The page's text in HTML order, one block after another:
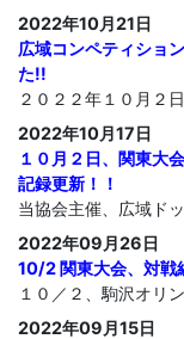
2022年10月21日
広域コンペティショ
た!!
２０２２年１０月２
2022年10月17日
１０月２日、関東大
記録更新！！
当協会主催、広域ド
2022年09月26日
10/2 関東大会、対戦
１０／２、駒沢オリ
2022年09月15日